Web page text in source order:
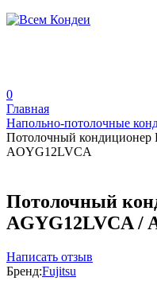
0
Главная
Напольно-потолочные
Потолочный
AOYG12LVCA
Потолочный
AGYG12LVCA /
Написать отзыв
Бренд:Fujitsu